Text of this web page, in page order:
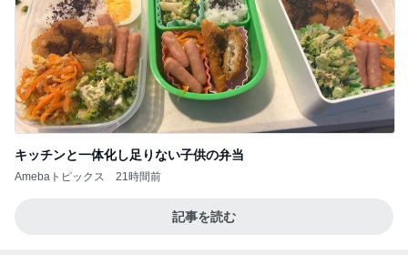
キッチンと一体化し足りない子供の弁当
Amebaトピックス 21時間前
記事を読む